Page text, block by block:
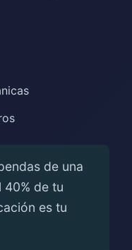
de una
40% de tu
es tu